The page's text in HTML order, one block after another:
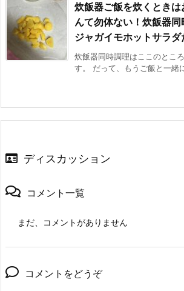
炊飯器ご飯を炊くとき
んて勿体ない！炊飯器
ジャガイモホットサラダ
炊飯器同時調理はここのとこ
す。 だって、もうご飯と一緒
ディスカッション
コメント一覧
まだ、コメントがありません
コメントをどうぞ